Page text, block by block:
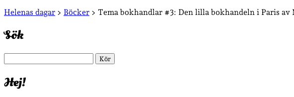
Sidopanel
Helenas dagar > Böcker > Tema bokhandlar #3: Den lilla bokhandeln i Paris av
Sök
Hej!